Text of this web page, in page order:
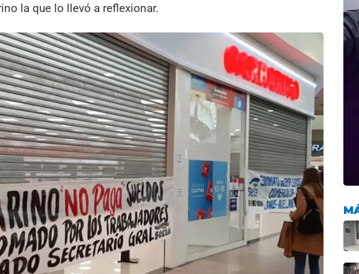
la que lo llevó a reflexionar.